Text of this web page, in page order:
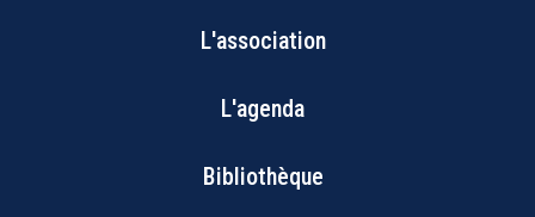
Bottom
Footer
Menu
L'association
L'agenda
Bibliothèque